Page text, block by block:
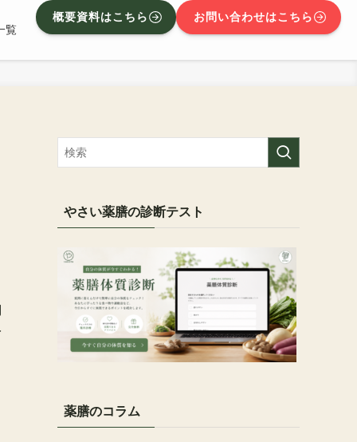
覧
概要資料はこちら お問い合わせはこちら
やさい薬膳の診断テスト
薬膳のコラム